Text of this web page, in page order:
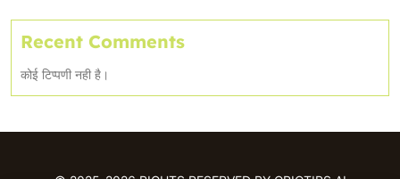
Recent Comments
कोई टिप्पणी नही है।